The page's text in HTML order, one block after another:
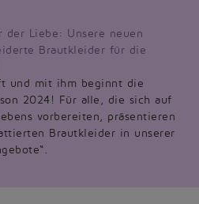
der Liebe: Unsere neuen
Brautkleider für die
und mit ihm beginnt die
2024! Für alle, die sich auf
vorbereiten, präsentieren
Brautkleider in unserer